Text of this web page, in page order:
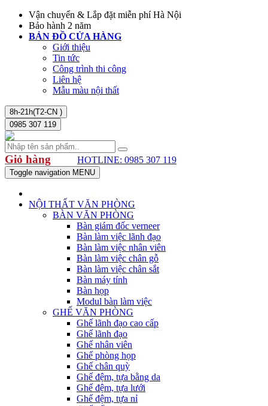
Vận chuyển & Lắp đặt miễn phí Hà Nội
Bảo hành 2 năm
BẢN ĐỒ CỬA HÀNG
Giới thiệu
Tin tức
Công trình thi công
Liên hệ
Mẫu màu nội thất
8h-21h(T2-CN )
0985 307 119
Giỏ hàng HOTLINE: 0985 307 119
Toggle navigation MENU
NỘI THẤT VĂN PHÒNG
BÀN VĂN PHÒNG
Bàn giám đốc verneer
Bàn làm việc lãnh đạo
Bàn làm việc nhân viên
Bàn làm việc chân gỗ
Bàn làm việc chân sắt
Bàn máy tính
Bàn họp
Modul bàn làm việc
GHẾ VĂN PHÒNG
Ghế lãnh đạo cao cấp
Ghế lãnh đạo
Ghế nhân viên
Ghế phòng họp
Ghế chân quỳ
Ghế đệm, tựa bằng da
Ghế đệm, tựa lưới
Ghế đệm, tựa nỉ